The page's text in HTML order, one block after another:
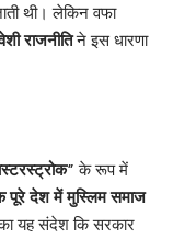
थी। लेकिन वफा
राजनीतिने इस धारणा
के रूप में
पूरे देश में मुस्लिम समाज
यह संदेश कि सरकार